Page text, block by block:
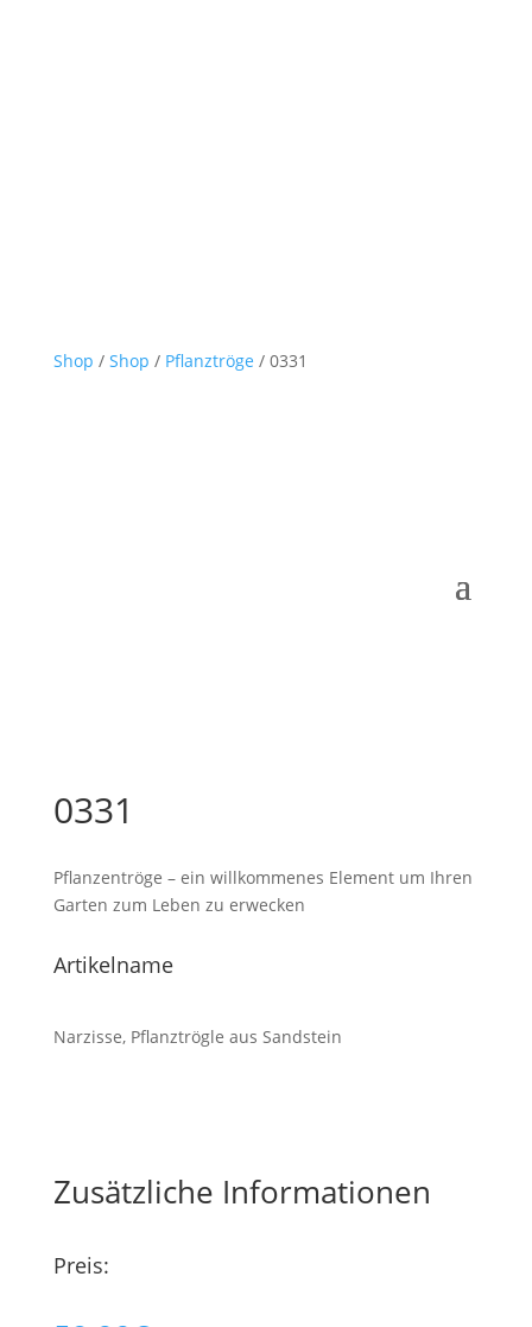
Shop / Shop / Pflanztröge / 0331
0331
Pflanzentröge – ein willkommenes Element um Ihren
Garten zum Leben zu erwecken
Artikelname
Narzisse, Pflanztrögle aus Sandstein
Zusätzliche Informationen
Preis: